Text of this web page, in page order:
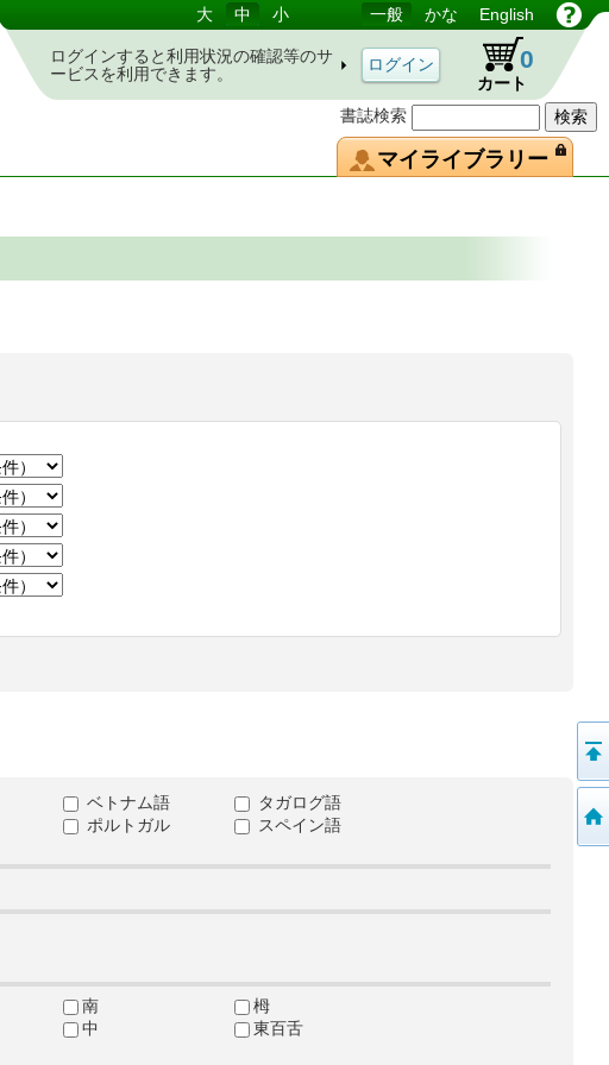
書誌検索
大 中 小 一般 かな English
ログインすると利用状況の確認等のサ
ービスを利用できます。
カート
0
マイライブラリー
ベトナム語
タガログ語
ポルトガル
スペイン語
南
栂
中
東百舌